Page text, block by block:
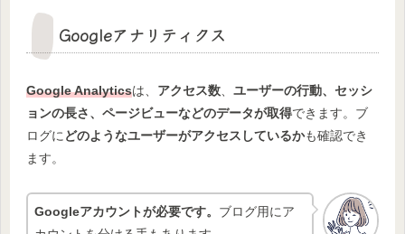
Googleアナリティクス
Google Analyticsは、 アクセス数
ユーザーの行動、セッシ
ョンの長さ、ページビューなどのデータが取得できます。ブ
ログに どのようなユーザーがアクセスしているかも確認でき
ます。
Googleアカウントが必要です。 ブログ用にア